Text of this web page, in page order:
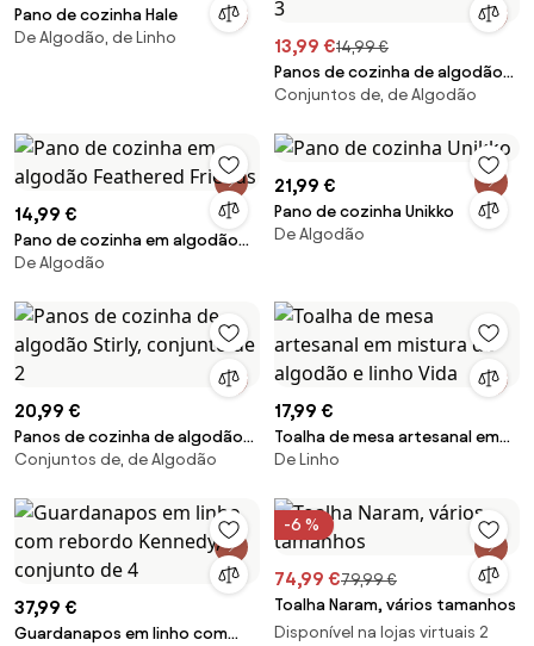
Pano de cozinha Hale
De Algodão, de Linho
13,99 €14,99 €
Panos de cozinha de algodão
Stirly, conjunto de 3
Conjuntos de, de Algodão
14,99 €
Pano de cozinha em algodão
Feathered Friends
De Algodão
21,99 €
Pano de cozinha Unikko
De Algodão
20,99 €
Panos de cozinha de algodão
Stirly, conjunto de 2
Conjuntos de, de Algodão
17,99 €
Toalha de mesa artesanal em
mistura de algodão e linho Vida
De Linho
37,99 €
Guardanapos em linho com
-6 %
74,99 €79,99 €
Toalha Naram, vários tamanhos
Disponível na lojas virtuais 2